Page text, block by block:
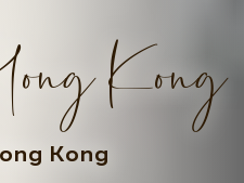
Kong
Kong